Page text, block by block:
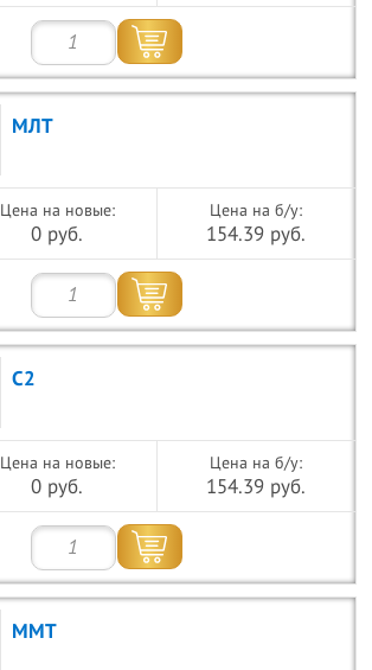
МЛТ
Цена на новые:
0 руб.
Цена на б/у:
154.39 руб.
С2
Цена на новые:
0 руб.
Цена на б/у:
154.39 руб.
ММТ